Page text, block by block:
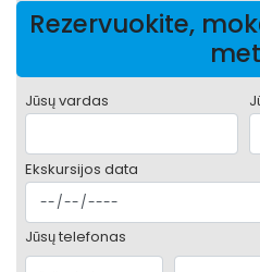
Rezervuokite,
Jūsų vardas
Ekskursijos data
Jūsų telefonas